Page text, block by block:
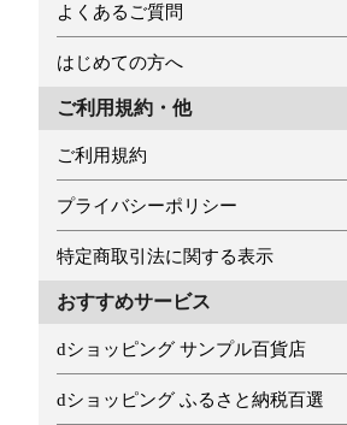
よくあるご質問
はじめての方へ
ご利用規約・他
ご利用規約
プライバシーポリシー
特定商取引法に関する表示
おすすめサービス
dショッピング サンプル百貨店
dショッピング ふるさと納税百選